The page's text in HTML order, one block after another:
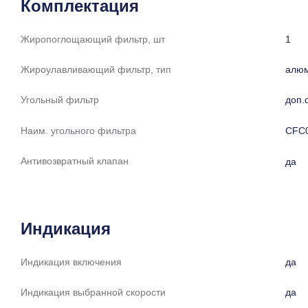
Комплектация
Жиропоглощающий фильтр, шт 1
Жироулавливающий фильтр, тип
Угольный фильтр
Наим. угольного фильтра
Антивозвратный клапан да
Индикация
Индикация включения да
Индикация выбранной скорости да